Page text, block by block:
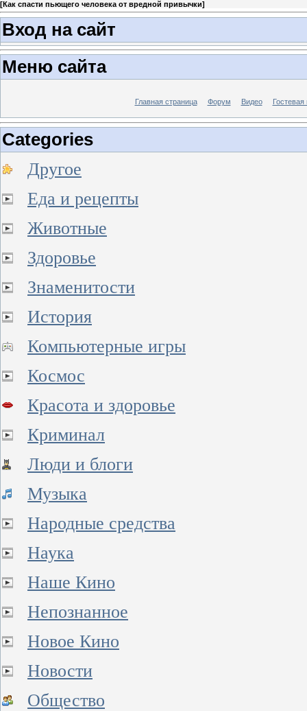
[Как спасти пьющего человека от вредной привычки]
Вход на сайт
Меню сайта
Главная страница Форум Видео Гостевая
Categories
Другое
Еда и рецепты
Животные
Здоровье
Знаменитости
История
Компьютерные игры
Космос
Красота и здоровье
Криминал
Люди и блоги
Музыка
Народные средства
Наука
Наше Кино
Непознанное
Новое Кино
Новости
Общество